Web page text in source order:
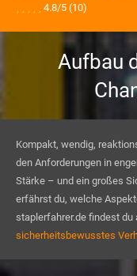
4.8/5 (10)
Aufbau
Kompakt, wendig,
den Anforderungen in
Stärke – und ein großes
erfährst du, welche
staplerfahrer.de findest
sicherheitsbewusstes